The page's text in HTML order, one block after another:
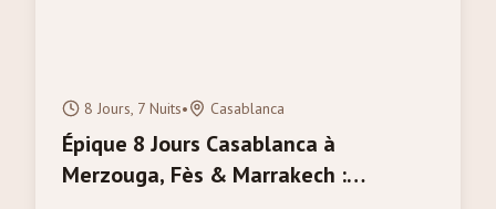
8 Jours, 7 Nuits• Casablanca
Épique 8 Jours Casablanca à
Merzouga, Fès & Marrakech :